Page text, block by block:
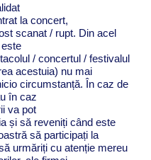
laconcert,
scanat / rupt. Dinacel
/ concertul / festivalul
acestuia) nu mai
circumstanță. Încaz de
încaz
vapot
și să reveniți cândeste
să participațila
urmărițicu atențiemereu